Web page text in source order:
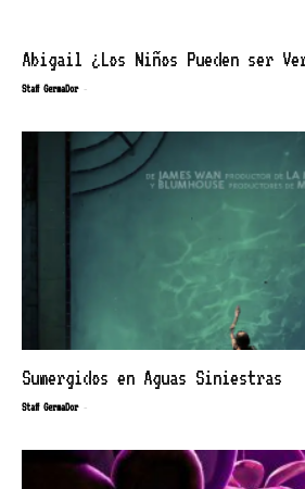
Abigail ¿Los Niños Pueden ser
Staff GermaDor -
Sumergidos en Aguas Siniestras
Staff GermaDor -